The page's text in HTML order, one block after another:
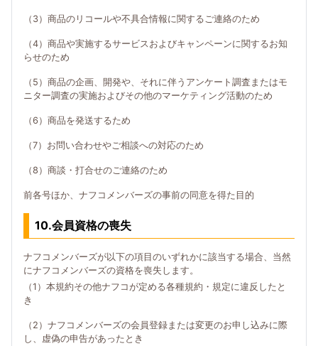
（3）商品のリコールや不具合情報に関するご連絡のため
（4）商品や実施するサービスおよびキャンペーンに関するお知
らせのため
（5）商品の企画、開発や、それに伴うアンケート調査またはモ
ニター調査の実施およびその他のマーケティング活動のため
（6）商品を発送するため
（7）お問い合わせやご相談への対応のため
（8）商談・打合せのご連絡のため
前各号ほか、ナフコメンバーズの事前の同意を得た目的
10.会員資格の喪失
ナフコメンバーズが以下の項目のいずれかに該当する場合、当然
にナフコメンバーズの資格を喪失します。
（1）本規約その他ナフコが定める各種規約・規定に違反したと
き
（2）ナフコメンバーズの会員登録または変更のお申し込みに際
し、虚偽の申告があったとき